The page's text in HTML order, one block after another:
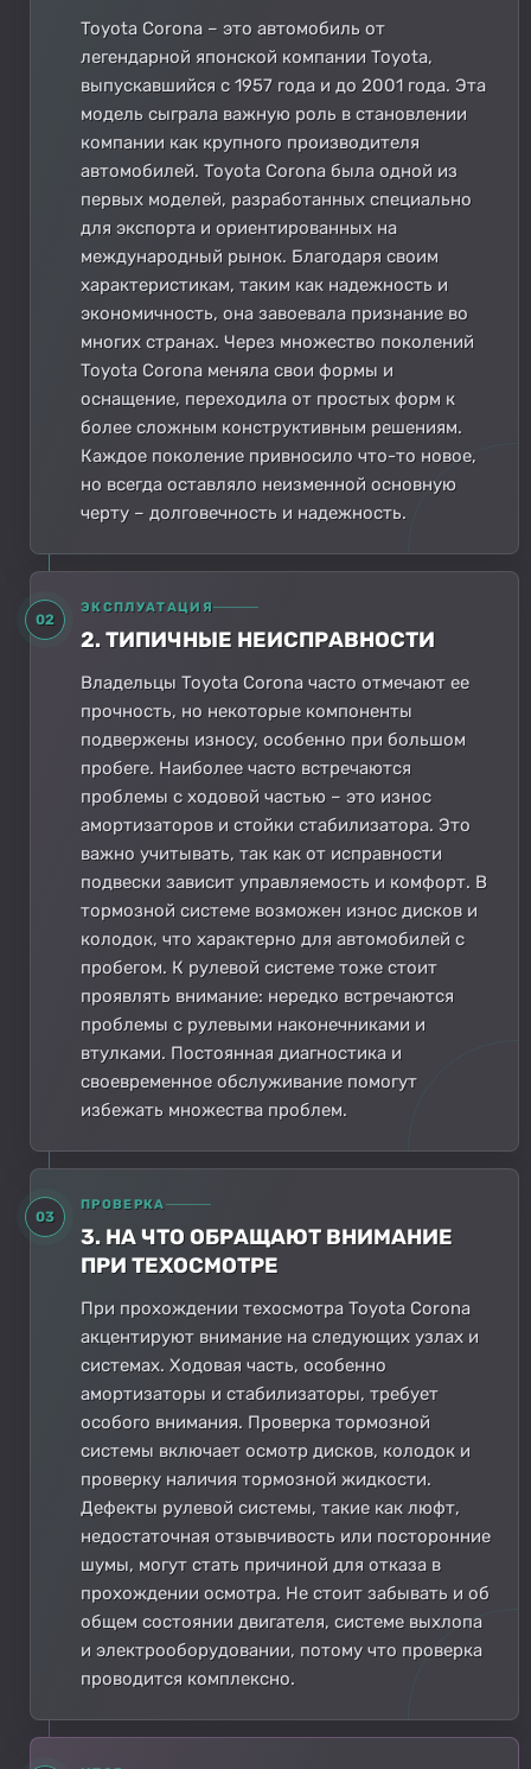
Toyota Corona – это автомобиль от
легендарной японской компании Toyota,
выпускавшийся с 1957 года и до 2001 года. Эта
модель сыграла важную роль в становлении
компании как крупного производителя
автомобилей. Toyota Corona была одной из
первых моделей, разработанных специально
для экспорта и ориентированных на
международный рынок. Благодаря своим
характеристикам, таким как надежность и
экономичность, она завоевала признание во
многих странах. Через множество поколений
Toyota Corona меняла свои формы и
оснащение, переходила от простых форм к
более сложным конструктивным решениям.
Каждое поколение привносило что-то новое,
но всегда оставляло неизменной основную
черту – долговечность и надежность.
02
ЭКСПЛУАТАЦИЯ
2. ТИПИЧНЫЕ НЕИСПРАВНОСТИ
Владельцы Toyota Corona часто отмечают ее
прочность, но некоторые компоненты
подвержены износу, особенно при большом
пробеге. Наиболее часто встречаются
проблемы с ходовой частью – это износ
амортизаторов и стойки стабилизатора. Это
важно учитывать, так как от исправности
подвески зависит управляемость и комфорт. В
тормозной системе возможен износ дисков и
колодок, что характерно для автомобилей с
пробегом. К рулевой системе тоже стоит
проявлять внимание: нередко встречаются
проблемы с рулевыми наконечниками и
втулками. Постоянная диагностика и
своевременное обслуживание помогут
избежать множества проблем.
03
ПРОВЕРКА
3. НА ЧТО ОБРАЩАЮТ ВНИМАНИЕ
ПРИ ТЕХОСМОТРЕ
При прохождении техосмотра Toyota Corona
акцентируют внимание на следующих узлах и
системах. Ходовая часть, особенно
амортизаторы и стабилизаторы, требует
особого внимания. Проверка тормозной
системы включает осмотр дисков, колодок и
проверку наличия тормозной жидкости.
Дефекты рулевой системы, такие как люфт,
недостаточная отзывчивость или посторонние
шумы, могут стать причиной для отказа в
прохождении осмотра. Не стоит забывать и об
общем состоянии двигателя, системе выхлопа
и электрооборудовании, потому что проверка
проводится комплексно.